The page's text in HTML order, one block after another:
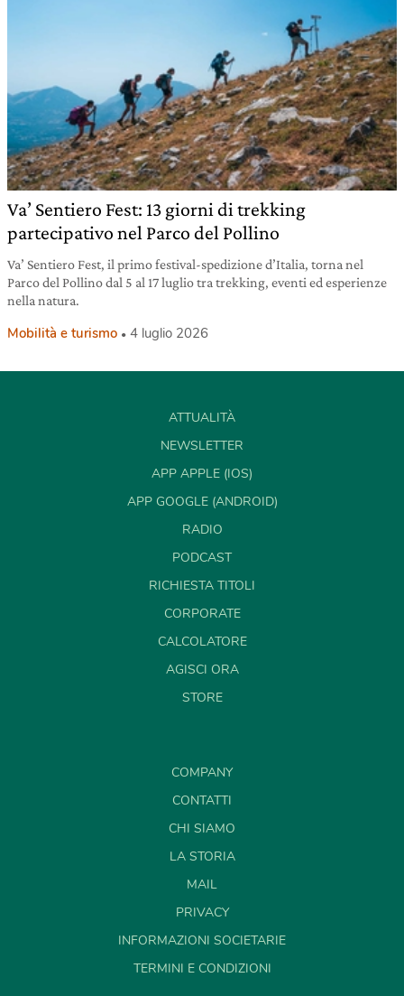
Va’ Sentiero Fest: 13 giorni di trekking
partecipativo nel Parco del Pollino
Va’ Sentiero Fest, il primo festival-spedizione d’Italia, torna nel
Parco del Pollino dal 5 al 17 luglio tra trekking, eventi ed esperienze
nella natura.
Mobilità e turismo 4 luglio 2026
ATTUALITÀ
NEWSLETTER
APP APPLE (IOS)
APP GOOGLE (ANDROID)
RADIO
PODCAST
RICHIESTA TITOLI
CORPORATE
CALCOLATORE
AGISCI ORA
STORE
COMPANY
CONTATTI
CHI SIAMO
LA STORIA
MAIL
PRIVACY
INFORMAZIONI SOCIETARIE
TERMINI E CONDIZIONI